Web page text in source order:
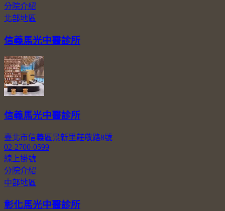
分院介紹
北部地區
信義馬光中醫診所
信義馬光中醫診所
臺北市信義區景新里莊敬路8號
02-2700-0599
線上掛號
分院介紹
中部地區
彰化馬光中醫診所